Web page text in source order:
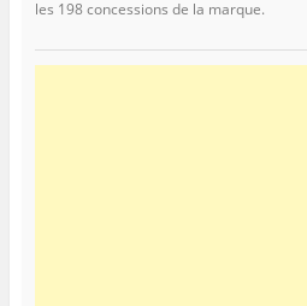
les 198 concessions de la marque.